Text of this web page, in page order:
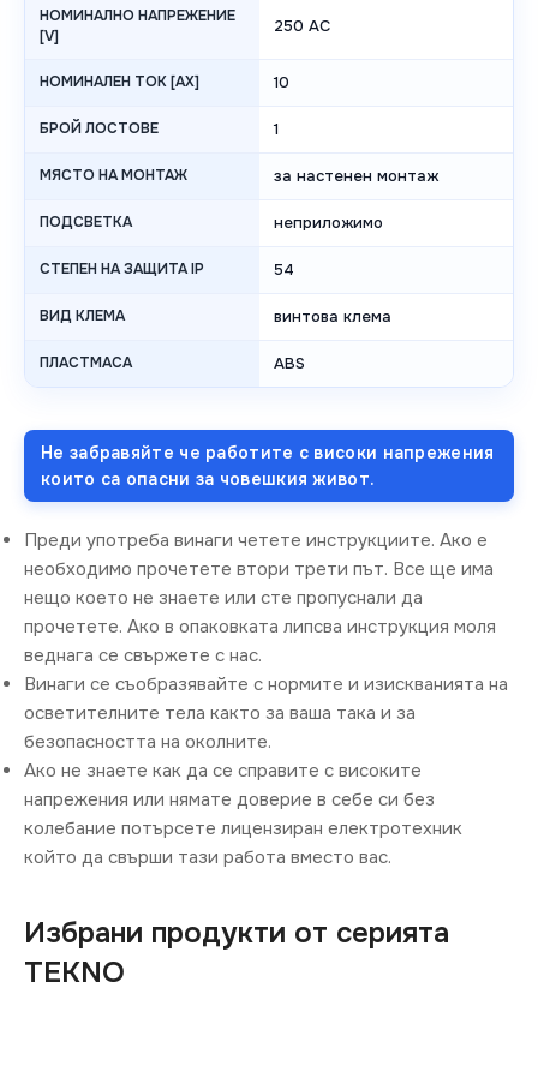
НОМИНАЛНО НАПРЕЖЕНИЕ
[V]
250 AC
НОМИНАЛЕН ТОК [AX] 10
БРОЙ ЛОСТОВЕ 1
МЯСТО НА МОНТАЖ за настенен монтаж
ПОДСВЕТКА неприложимо
СТЕПЕН НА ЗАЩИТА IP 54
ВИД КЛЕМА винтова клема
ПЛАСТМАСА ABS
Не забравяйте че работите с високи напрежения
които са опасни за човешкия живот.
Преди употреба винаги четете инструкциите. Ако е
необходимо прочетете втори трети път. Все ще има
нещо което не знаете или сте пропуснали да
прочетете. Ако в опаковката липсва инструкция моля
веднага се свържете с нас.
Винаги се съобразявайте с нормите и изискванията на
осветителните тела както за ваша така и за
безопасността на околните.
Ако не знаете как да се справите с високите
напрежения или нямате доверие в себе си без
колебание потърсете лицензиран електротехник
който да свърши тази работа вместо вас.
Избрани продукти от серията
TEKNO